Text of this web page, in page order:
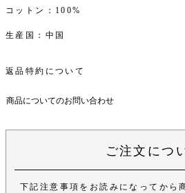
コットン：100%
生産国：中国
返品特約について
商品についてのお問い合わせ
ご注文につ
下記注意事項をお読みになってから